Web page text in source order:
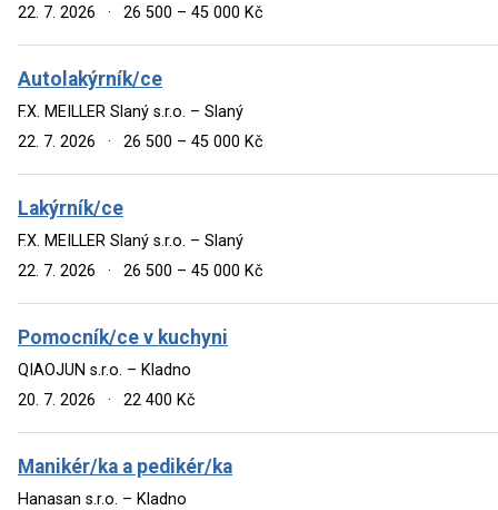
22. 7. 2026
· 26 500 – 45 000 Kč
Autolakýrník/ce
F.X. MEILLER Slaný s.r.o. – Slaný
22. 7. 2026
· 26 500 – 45 000 Kč
Lakýrník/ce
F.X. MEILLER Slaný s.r.o. – Slaný
22. 7. 2026
· 26 500 – 45 000 Kč
Pomocník/ce v kuchyni
QIAOJUN s.r.o. – Kladno
20. 7. 2026
· 22 400 Kč
Manikér/ka a pedikér/ka
Hanasan s.r.o. – Kladno